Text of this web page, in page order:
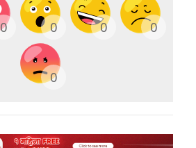
0 0 0 0
0